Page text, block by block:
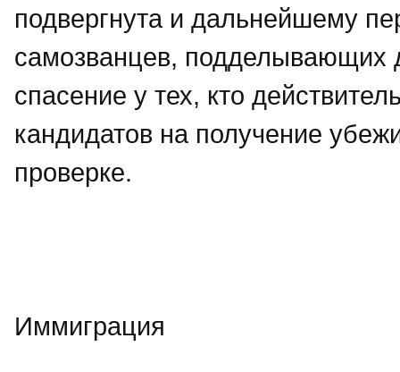
подвергнута и дальнейшему
самозванцев,
спасение у тех, кто
кандидатов на получение
проверке.
Иммиграция